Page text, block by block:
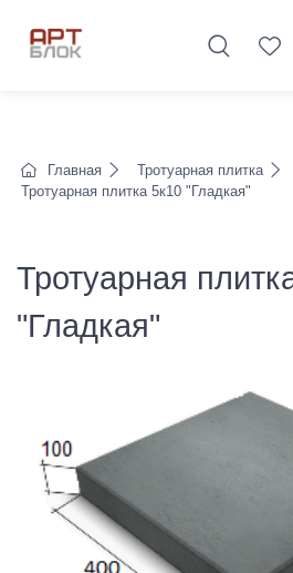
Главная
Тротуарная плитка
Тротуарная плитка 5к10 "Гладкая"
Тротуарная
"Гладкая"